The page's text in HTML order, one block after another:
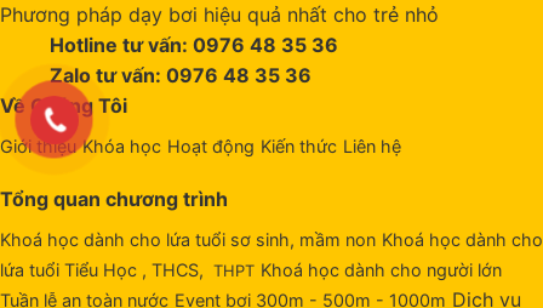
Phương pháp dạy bơi hiệu quả nhất cho trẻ nhỏ
Hotline tư vấn: 0976 48 35 36
Zalo tư vấn: 0976 48 35 36
Về Chúng Tôi
Giới thiệu Khóa học Hoạt động Kiến thức Liên hệ
Tổng quan chương trình
Khoá học dành cho lứa tuổi sơ sinh, mầm non Khoá học dành cho
lứa tuổi Tiểu Học , THCS, THPT Khoá học dành cho người lớn
Tuần lễ an toàn nước Event bơi 300m - 500m - 1000m Dịch vụ